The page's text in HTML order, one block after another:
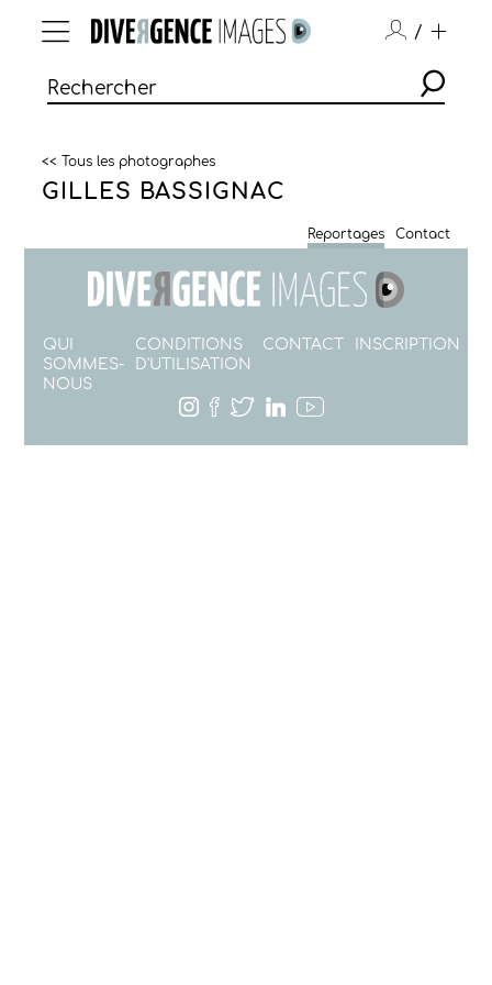
/
<< Tous les photographes
GILLES BASSIGNAC
Reportages Contact
QUI
SOMMES-
NOUS
CONDITIONS
D'UTILISATION
CONTACT INSCRIPTION